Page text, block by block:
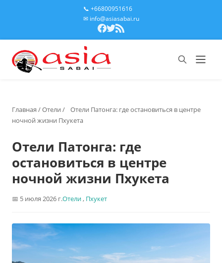
📞 +66800951616
✉ info@asiasabai.ru
Главная /Отели /
Отели Патонга: где остановиться в центре
ночной жизни Пхукета
Отели Патонга: где
остановиться в центре
ночной жизни Пхукета
5 июля 2026 г.Отели, Пхукет